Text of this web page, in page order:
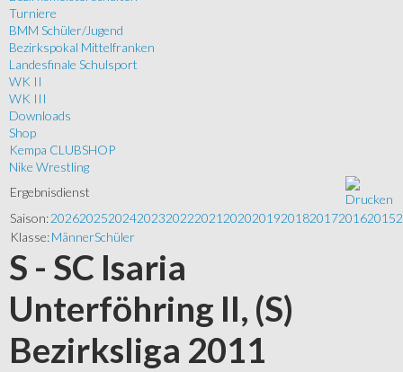
Turniere
BMM Schüler/Jugend
Bezirkspokal Mittelfranken
Landesfinale Schulsport
WK II
WK III
Downloads
Shop
Kempa CLUBSHOP
Nike Wrestling
Ergebnisdienst
Saison:202620252024202320222021 202020192018201720162015
Klasse:MännerSchüler
S - SC Isaria
Unterföhring II, (S)
Bezirksliga 2011